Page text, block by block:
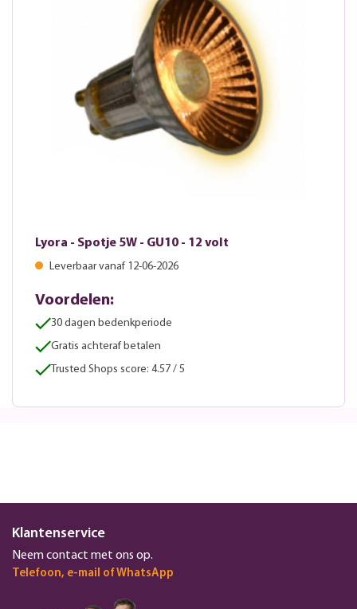
Lyora - Spotje 5W - GU10 - 12 volt
Leverbaar vanaf 12-06-2026
Voordelen:
30 dagen bedenkperiode
Gratis achteraf betalen
Trusted Shops score: 4.57 / 5
Klantenservice
Neem contact met ons op.
Telefoon, e-mail of WhatsApp